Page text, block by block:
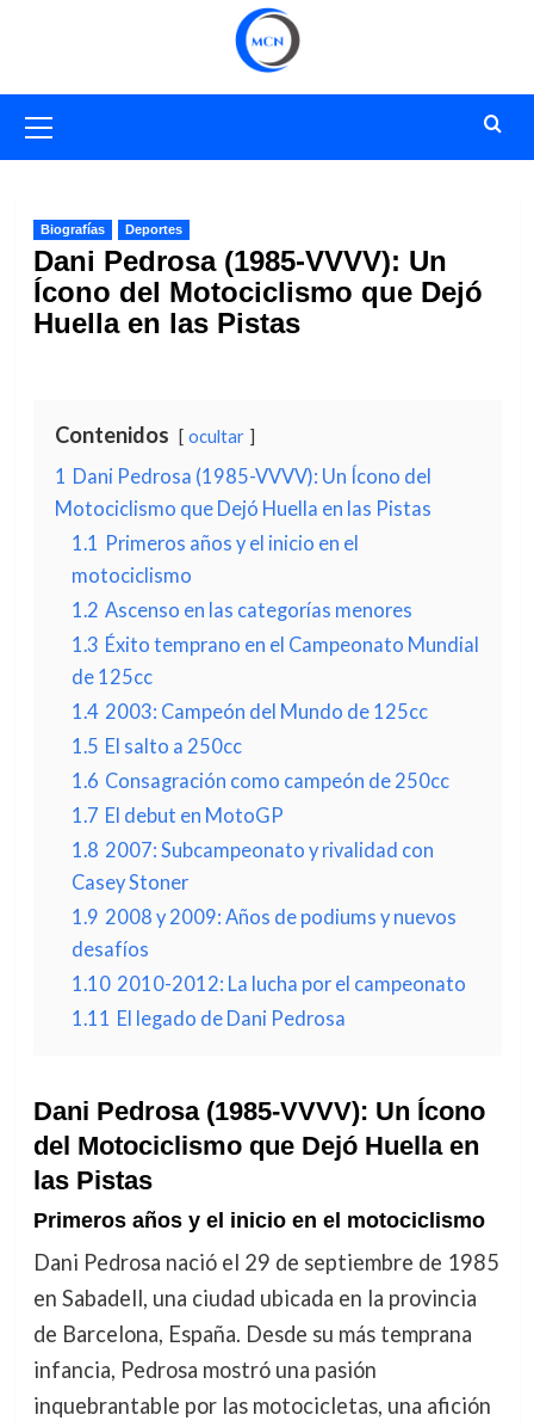
primario
Biografías Deportes
Dani Pedrosa (1985-VVVV): Un
Ícono del Motociclismo que Dejó
Huella en las Pistas
Contenidos ocultar
1 Dani Pedrosa (1985-VVVV): Un Ícono del
Motociclismo que Dejó Huella en las Pistas
1.1 Primeros años y el inicio en el
motociclismo
1.2 Ascenso en las categorías menores
1.3 Éxito temprano en el Campeonato Mundial
de 125cc
1.4 2003: Campeón del Mundo de 125cc
1.5 El salto a 250cc
1.6 Consagración como campeón de 250cc
1.7 El debut en MotoGP
1.8 2007: Subcampeonato y rivalidad con
Casey Stoner
1.9 2008 y 2009: Años de podiums y nuevos
desafíos
1.10 2010-2012: La lucha por el campeonato
1.11 El legado de Dani Pedrosa
Dani Pedrosa (1985-VVVV): Un Ícono
del Motociclismo que Dejó Huella en
las Pistas
Primeros años y el inicio en el motociclismo
Dani Pedrosa nació el 29 de septiembre de 1985
en Sabadell, una ciudad ubicada en la provincia
de Barcelona, España. Desde su más temprana
infancia, Pedrosa mostró una pasión
inquebrantable por las motocicletas, una afición